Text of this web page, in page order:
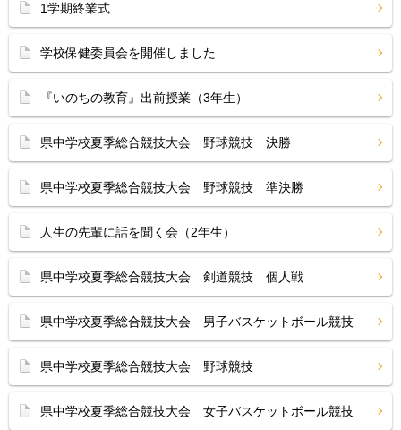
1学期終業式
学校保健委員会を開催しました
『いのちの教育』出前授業（3年生）
県中学校夏季総合競技大会 野球競技 決勝
県中学校夏季総合競技大会 野球競技 準決勝
人生の先輩に話を聞く会（2年生）
県中学校夏季総合競技大会 剣道競技 個人戦
県中学校夏季総合競技大会 男子バスケットボール競技
県中学校夏季総合競技大会 野球競技
県中学校夏季総合競技大会 女子バスケットボール競技